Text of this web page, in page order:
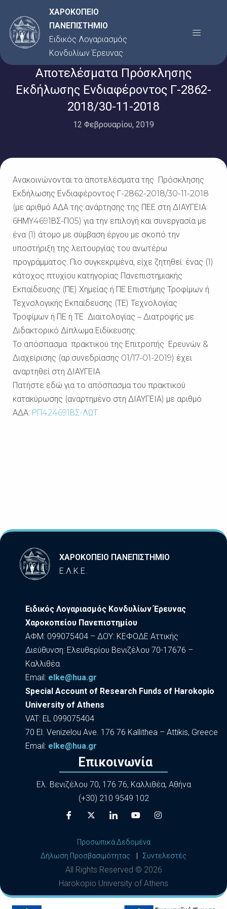
στο
περιεχόμενο
ΧΑΡΟΚΟΠΕΙΟ
ΠΑΝΕΠΙΣΤΗΜΙΟ
Ειδικός Λογαριασμός
Κονδυλίων Έρευνας
Menu
Αποτελέσματα Πρόσκλησης
Εκδήλωσης Ενδιαφέροντος Γ-2862-
2018/30-11-2018
12 Φεβρουαρίου, 2019
Ανακοινώνονται τα αποτελέσματα της Πρόσκλησης
Εκδήλωσης Ενδιαφέροντος Γ-2862-2018/30-11-2018
(με αριθμό ΑΔΑ της ανάρτησης της ΠΕΕ στη ΔΙΑΥΓΕΙΑ:
6ΗΜΥ4691ΒΣ-Π05) για την επιλογή και συνεργασία με
ένα (1) άτομο με σύμβαση έργου με σκοπό την
υποστήριξη της λειτουργίας του ανωτέρω
προγράμματος. Πιο συγκεκριμένα, είχε ζητηθεί: ένας (1)
κάτοχος πτυχίου κατηγορίας Πανεπιστημιακής
Εκπαίδευσης (ΠΕ) Χημείας ή ΠΕ Επιστήμης Τροφίμων ή
Τεχνολογικής Εκπαίδευσης (ΤΕ) Τεχνολογίας
Τροφίμων ή ΠΕ ή ΤΕ Διαιτολογίας – Διατροφής με
Διδακτορικό Δίπλωμα Ειδίκευσης.
Το απόσπασμα πρακτικού της Επιτροπής Ερευνών &
Διαχείρισης (αρ.συνεδρίασης 01/17-01-2019) έχει
αναρτηθεί στη ΔΙΑΥΓΕΙΑ.
Πατήστε εδώ για το απόσπασμα του πρακτικού
κατακύρωσης (αναρτημένο στη ΔΙΑΥΓΕΙΑ) με αριθμό
ΑΔΑ: ΡΠ424691ΒΣ-ΛΩΤ
ΧΑΡΟΚΟΠΕΙΟ ΠΑΝΕΠΙΣΤΗΜΙΟ
Ε.Λ.Κ.Ε.
Ειδικός Λογαριασμός Κονδυλίων Έρευνας
Χαροκοπείου Πανεπιστημίου
ΑΦΜ: 099075404 – ΔΟΥ: ΚΕΦΟΔΕ Αττικής
Διεύθυνση: Ελευθερίου Βενιζέλου 70-17676 –
Καλλιθέα
Εmail: elke@hua.gr
Special Account of Research Funds of Harokopio
University of Athens
VAT: EL 099075404
70 El. Venizelou Ave. 176 76 Kallithea – Attikis, Greece
Εmail: elke@hua.gr
Επικοινωνία
Ελ. Βενιζέλου 70, 176 76, Καλλιθέα, Αθήνα
(+30) 210 9549 102
Προσωπικά Δεδομένα
Δήλωση Προσβασιμότητας
Συντελεστές
All Rights Reserved © 2026
Harokopio University of Athens